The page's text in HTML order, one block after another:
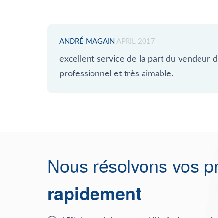
ANDRÉ MAGAIN APRIL 2017
excellent service de la part du vendeur
professionnel et très aimable.
Nous résolvons vos
rapidement